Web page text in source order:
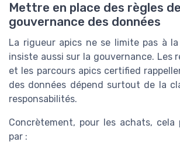
Mettre en place des règles de
gouvernance des données
La rigueur apics ne se limite pas à
insiste aussi sur la gouvernance. Les
et les parcours apics certified
des données dépend surtout de la
responsabilités.
Concrètement, pour les achats,
par :